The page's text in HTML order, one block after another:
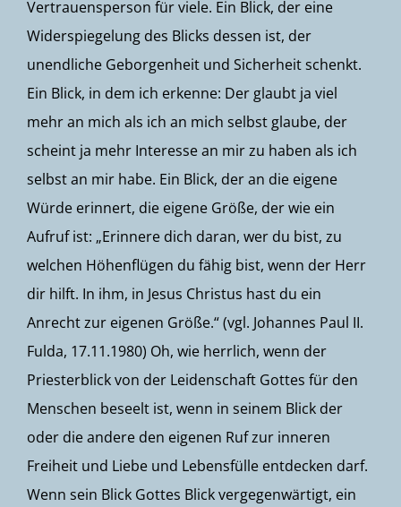
Vertrauensperson für viele. Ein Blick, der eine
Widerspiegelung des Blicks dessen ist, der
unendliche Geborgenheit und Sicherheit schenkt.
Ein Blick, in dem ich erkenne: Der glaubt ja viel
mehr an mich als ich an mich selbst glaube, der
scheint ja mehr Interesse an mir zu haben als ich
selbst an mir habe. Ein Blick, der an die eigene
Würde erinnert, die eigene Größe, der wie ein
Aufruf ist: „Erinnere dich daran, wer du bist, zu
welchen Höhenflügen du fähig bist, wenn der Herr
dir hilft. In ihm, in Jesus Christus hast du ein
Anrecht zur eigenen Größe.“ (vgl. Johannes Paul II.
Fulda, 17.11.1980) Oh, wie herrlich, wenn der
Priesterblick von der Leidenschaft Gottes für den
Menschen beseelt ist, wenn in seinem Blick der
oder die andere den eigenen Ruf zur inneren
Freiheit und Liebe und Lebensfülle entdecken darf.
Wenn sein Blick Gottes Blick vergegenwärtigt, ein